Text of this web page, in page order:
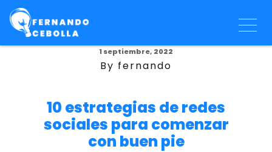
1 septiembre, 2022
By fernando
10 estrategias de redes
sociales para comenzar
con buen pie